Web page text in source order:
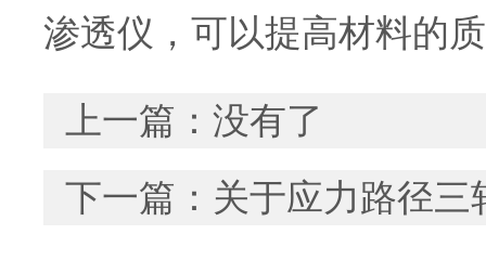
渗透仪，可以提高材料的
上一篇：没有了
下一篇： 关于应力路径